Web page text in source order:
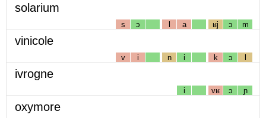
solarium
s ɔ l a ʁj ɔ m
vinicole
v i n i k ɔ l
ivrogne
i vʁ ɔ ɲ
oxymore